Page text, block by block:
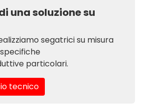
una soluzione su
segatrici su misura
particolari.
tecnico